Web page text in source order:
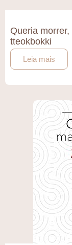
Queria
tteokbokki
Leia mais